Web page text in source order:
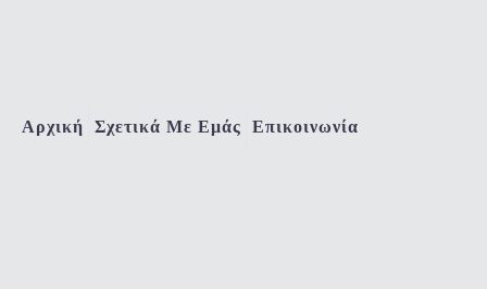
Αρχική Σχετικά Με Εμάς Επικοινωνία